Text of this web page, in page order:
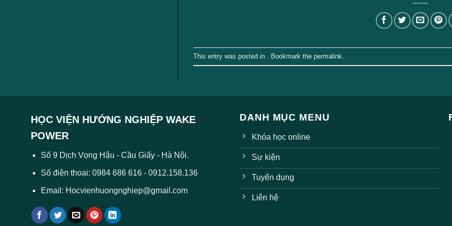
This entry was posted in . Bookmark the permalink
HỌC VIỆN HƯỚNG NGHIỆP WAKE
POWER
Số 9 Dịch Vọng Hậu - Cầu Giấy - Hà Nội.
Số điện thoại: 0984 686 616 - 0912.158.136
Email: Hocvienhuongnghiep@gmail.com
DANH MỤC MENU
Khóa học online
Sự kiện
Tuyển dụng
Liên hệ